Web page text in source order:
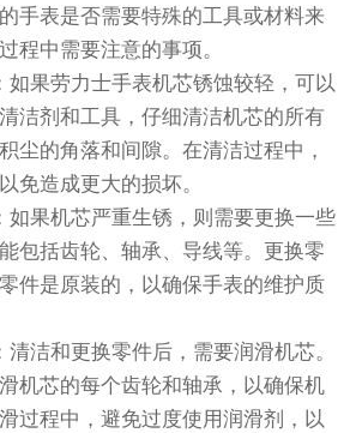
手表是否需要特殊的工具或材料来
程中需要注意的事项。
果劳力士手表机芯锈蚀较轻，可以
洁剂和工具，仔细清洁机芯的所有
尘的角落和间隙。在清洁过程中，
免造成更大的损坏。
果机芯严重生锈，则需要更换一些
包括齿轮、轴承、导线等。更换零
件是原装的，以确保手表的维护质
和更换零件后，需要润滑机芯。
机芯的每个齿轮和轴承，以确保机
过程中，避免过度使用润滑剂，以